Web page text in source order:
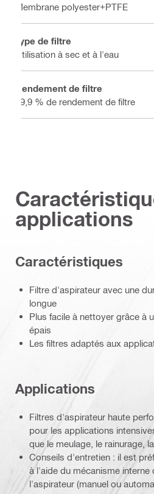
Membrane polyester+PTFE
Type de filtre
Utilisation à sec et à l'eau
Rendement de filtre
99,9 % de rendement de filtre
applications
Caractéristiques
Filtre d'aspirateur avec une
longue
Plus facile à nettoyer grâce à
épais
Les filtres adaptés aux
Applications
Filtres d'aspirateur haute
pour les applications
que le meulage, le rainurage,
Conseils d'entretien : il est
à l'aide du mécanisme
l'aspirateur (manuel ou